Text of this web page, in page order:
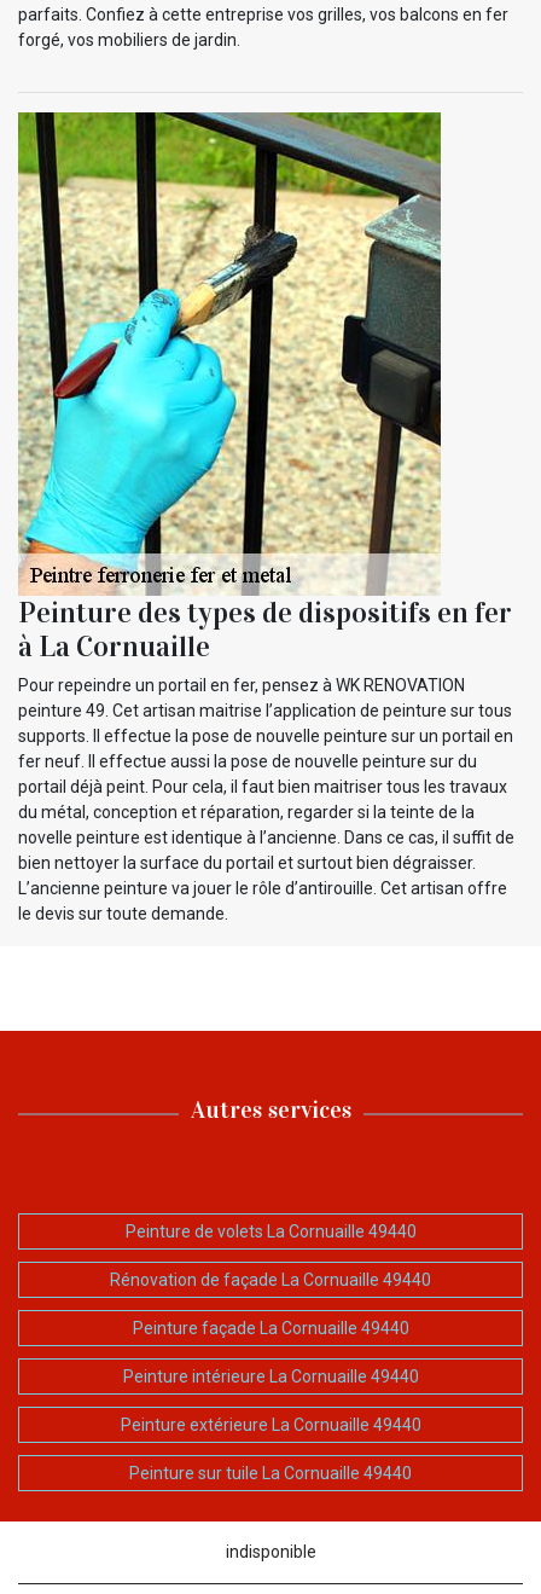
parfaits. Confiez à cette entreprise vos grilles, vos balcons en fer
forgé, vos mobiliers de jardin.
Peinture des types de dispositifs en fer
à La Cornuaille
Pour repeindre un portail en fer, pensez à WK RENOVATION
peinture 49. Cet artisan maitrise l’application de peinture sur tous
supports. Il effectue la pose de nouvelle peinture sur un portail en
fer neuf. Il effectue aussi la pose de nouvelle peinture sur du
portail déjà peint. Pour cela, il faut bien maitriser tous les travaux
du métal, conception et réparation, regarder si la teinte de la
novelle peinture est identique à l’ancienne. Dans ce cas, il suffit de
bien nettoyer la surface du portail et surtout bien dégraisser.
L’ancienne peinture va jouer le rôle d’antirouille. Cet artisan offre
le devis sur toute demande.
Autres services
Peinture de volets La Cornuaille 49440
Rénovation de façade La Cornuaille 49440
Peinture façade La Cornuaille 49440
Peinture intérieure La Cornuaille 49440
Peinture extérieure La Cornuaille 49440
Peinture sur tuile La Cornuaille 49440
indisponible